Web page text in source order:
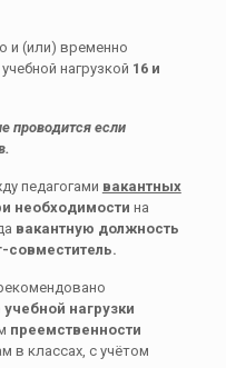
и (или) временно
нагрузкой 16 и
проводится если
педагогами вакантных
необходимости на
вакантную должность
совместитель.
нагрузки
преемственности
в классах, с учётом